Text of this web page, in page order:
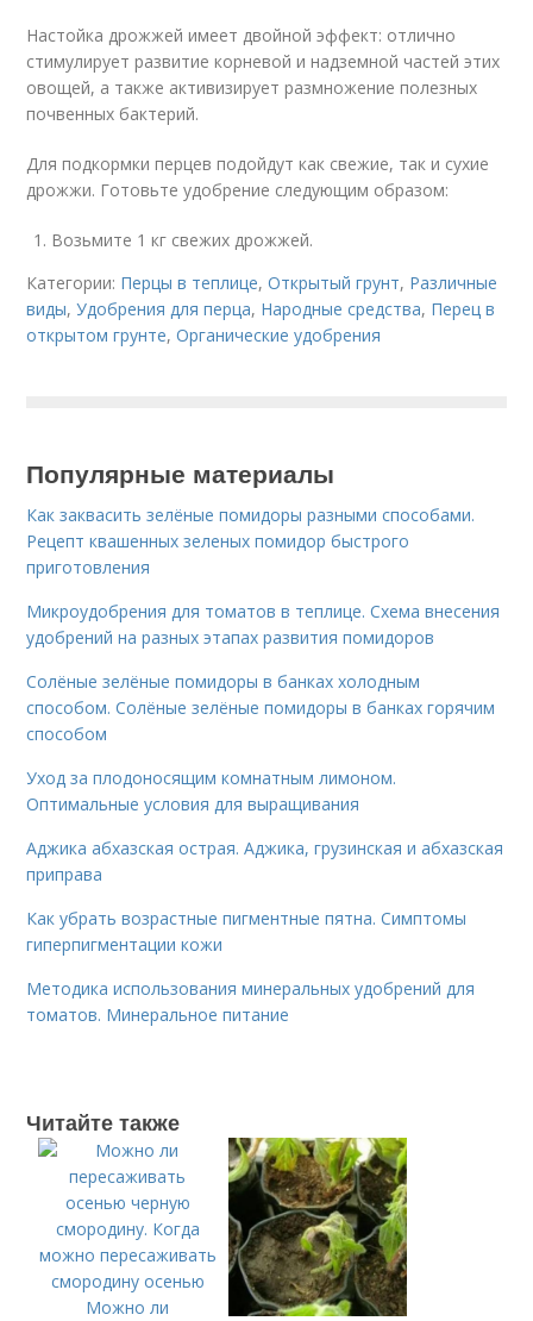
Настойка дрожжей имеет двойной эффект: отлично
стимулирует развитие корневой и надземной частей этих
овощей, а также активизирует размножение полезных
почвенных бактерий.
Для подкормки перцев подойдут как свежие, так и сухие
дрожжи. Готовьте удобрение следующим образом:
Возьмите 1 кг свежих дрожжей.
Категории: Перцы в теплице,Открытый грунт, Различные
виды,Удобрения для перца, Народные средства, Перец в
открытом грунте,Органические удобрения
Популярные материалы
Как заквасить зелёные помидоры разными способами.
Рецепт квашенных зеленых помидор быстрого
приготовления
Микроудобрения для томатов в теплице. Схема внесения
удобрений на разных этапах развития помидоров
Солёные зелёные помидоры в банках холодным
способом. Солёные зелёные помидоры в банках горячим
способом
Уход за плодоносящим комнатным лимоном.
Оптимальные условия для выращивания
Аджика абхазская острая. Аджика, грузинская и абхазская
приправа
Как убрать возрастные пигментные пятна. Симптомы
гиперпигментации кожи
Методика использования минеральных удобрений для
томатов. Минеральное питание
Читайте также
Можно ли